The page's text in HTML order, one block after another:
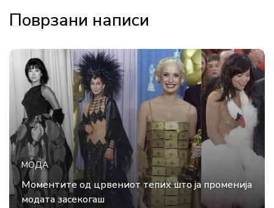
Поврзани написи
МОДА
Моментите од црвениот тепих што ја променија
модата засекогаш